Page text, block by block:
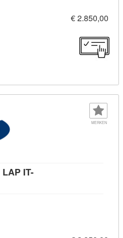
€ 2.850,00
MERKEN
IT-
Vorbereitung auf die LAP